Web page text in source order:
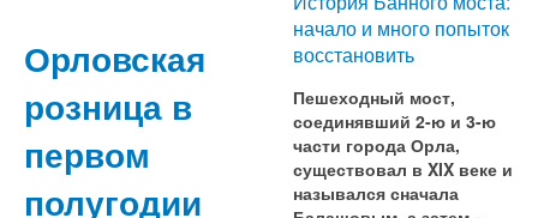
Орловская
розница в
первом
полугодии
начало и много попыток
восстановить
Пешеходный мост,
соединявший 2-ю и 3-ю
части города Орла,
существовал в XIX веке и
назывался сначала